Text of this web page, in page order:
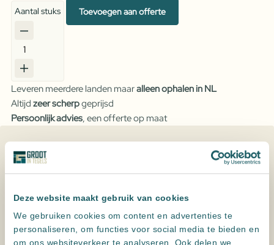
Deze website maakt gebruik van cookies
We gebruiken cookies om content en advertenties te
personaliseren, om functies voor social media te bieden en
om ons websiteverkeer te analyseren. Ook delen we
Betonnen
opsluitband
aantal
Aantal stuks Toevoegen aan offerte
Leveren meerdere landen maaralleen ophalen in NL
Altijd zeer scherpgeprijsd
Persoonlijk advies, een offerte op maat
Specificaties
Kleur Antraciet, Zwart
Formaat 10x20x100,5x15x100 ,6x20x100,
6x30x100, 8x20x100